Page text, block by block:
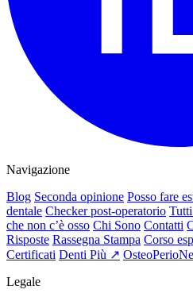
Navigazione
Blog Seconda opinione Posso fare
dentale Checker post-operatorio
che non c’è osso Chi Sono Contatti
Risposte Rassegna Stampa Corso
Certificati Denti Più ↗
Legale